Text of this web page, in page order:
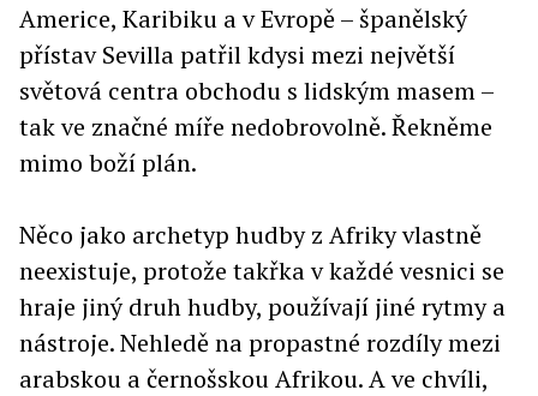
Americe, Karibiku a v Evropě – španělský
přístav Sevilla patřil kdysi mezi největší
světová centra obchodu s lidským masem –
tak ve značné míře nedobrovolně. Řekněme
mimo boží plán.
Něco jako archetyp hudby z Afriky vlastně
neexistuje, protože takřka v každé vesnici se
hraje jiný druh hudby, používají jiné rytmy a
nástroje. Nehledě na propastné rozdíly mezi
arabskou a černošskou Afrikou. A ve chvíli,